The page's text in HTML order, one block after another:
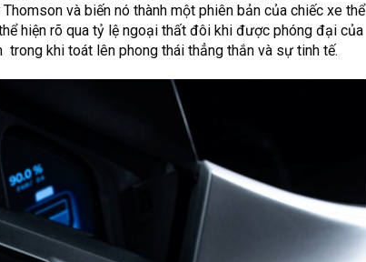
và biến nó thành một phiên bản của chiếc xe thể
hiện rõ qua tỷ lệ ngoại thất đôi khi được phóng đại của
trong khi toát lên phong thái thẳng thắn và sự tinh tế.